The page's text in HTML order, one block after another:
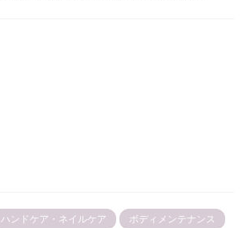
ハンドケア・ネイルケア ボディメンテナンス